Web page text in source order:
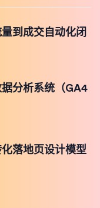
到成交自动化闭
分析系统（GA4
落地页设计模型